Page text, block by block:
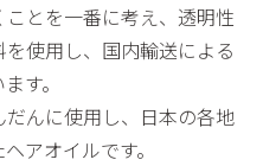
とを一番に考え、透明性
使用し、国内輸送による
す。
んに使用し、日本の各地
アオイルです。